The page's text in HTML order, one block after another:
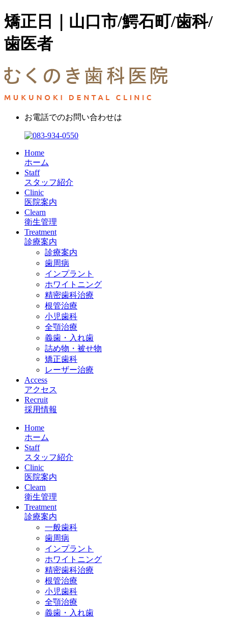
矯正日｜山口市/鰐石町/歯科/
歯医者
お電話でのお問い合わせは
Home
ホーム
Staff
スタッフ紹介
Clinic
医院案内
Clearn
衛生管理
Treatment
診療案内
診療案内
歯周病
インプラント
ホワイトニング
精密歯科治療
根管治療
小児歯科
全顎治療
義歯・入れ歯
詰め物・被せ物
矯正歯科
レーザー治療
Access
アクセス
Recruit
採用情報
Home
ホーム
Staff
スタッフ紹介
Clinic
医院案内
Clearn
衛生管理
Treatment
診療案内
一般歯科
歯周病
インプラント
ホワイトニング
精密歯科治療
根管治療
小児歯科
全顎治療
義歯・入れ歯